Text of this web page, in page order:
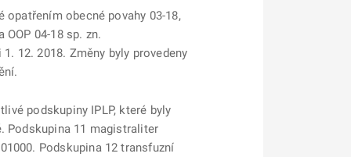
opatřením obecné povahy 03-18,
04-18 sp. zn.
12. 2018. Změny byly provedeny
podskupiny IPLP, které byly
Podskupina 11 magistraliter
Podskupina 12 transfuzní